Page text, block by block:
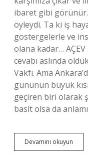
ibaret gibi görünür.
öyleydi. Ta ki iş
göstergelerle ve
olana kadar… AÇEV
cevabı aslında
Vakfı. Ama
gününün büyük
geçiren biri olarak
basit olsa da
Devamını okuyun
açılımı